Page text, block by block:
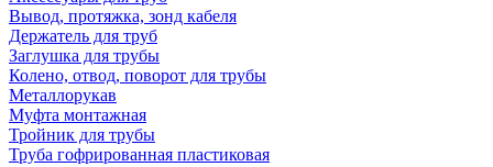
Вывод, протяжка, зонд кабеля
Держатель для труб
Заглушка для трубы
Колено, отвод, поворот для трубы
Металлорукав
Муфта монтажная
Тройник для трубы
Труба гофрированная пластиковая